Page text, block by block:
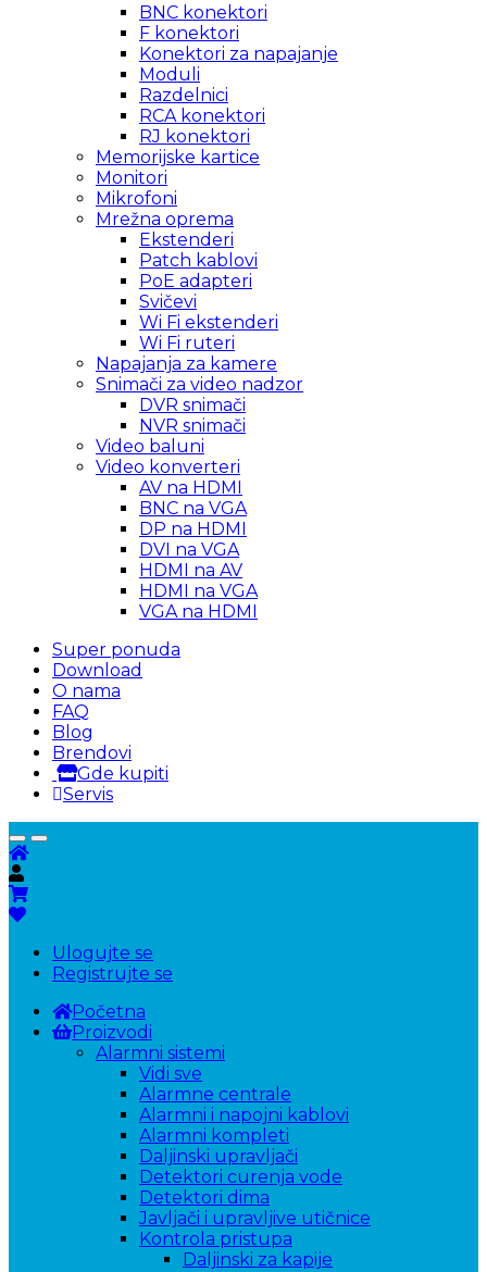
BNC konektori
F konektori
Konektori za napajanje
Moduli
Razdelnici
RCA konektori
RJ konektori
Memorijske kartice
Monitori
Mikrofoni
Mrežna oprema
Ekstenderi
Patch kablovi
PoE adapteri
Svičevi
Wi Fi ekstenderi
Wi Fi ruteri
Napajanja za kamere
Snimači za video nadzor
DVR snimači
NVR snimači
Video baluni
Video konverteri
AV na HDMI
BNC na VGA
DP na HDMI
DVI na VGA
HDMI na AV
HDMI na VGA
VGA na HDMI
Super ponuda
Download
O nama
FAQ
Blog
Brendovi
Gde kupiti
Servis
Ulogujte se
Registrujte se
Početna
Proizvodi
Alarmni sistemi
Vidi sve
Alarmne centrale
Alarmni i napojni kablovi
Alarmni kompleti
Daljinski upravljači
Detektori curenja vode
Detektori dima
Javljači i upravljive utičnice
Kontrola pristupa
Daljinski za kapije